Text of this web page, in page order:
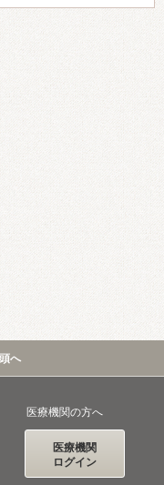
へ
医療機関の方へ
医療機関
ログイン